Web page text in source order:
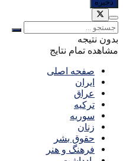
بدون نتیجه
مشاهده تمام نتایج
صفحه اصلی
ایران
عراق
ترکیه
سوریه
زنان
حقوق بشر
فرهنگ و هنر